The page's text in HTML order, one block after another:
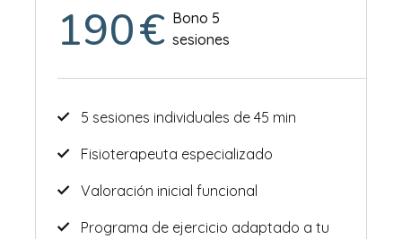
190€ Bono 5
sesiones
5 sesiones individuales de 45 min
Fisioterapeuta especializado
Valoración inicial funcional
Programa de ejercicio adaptado a tu